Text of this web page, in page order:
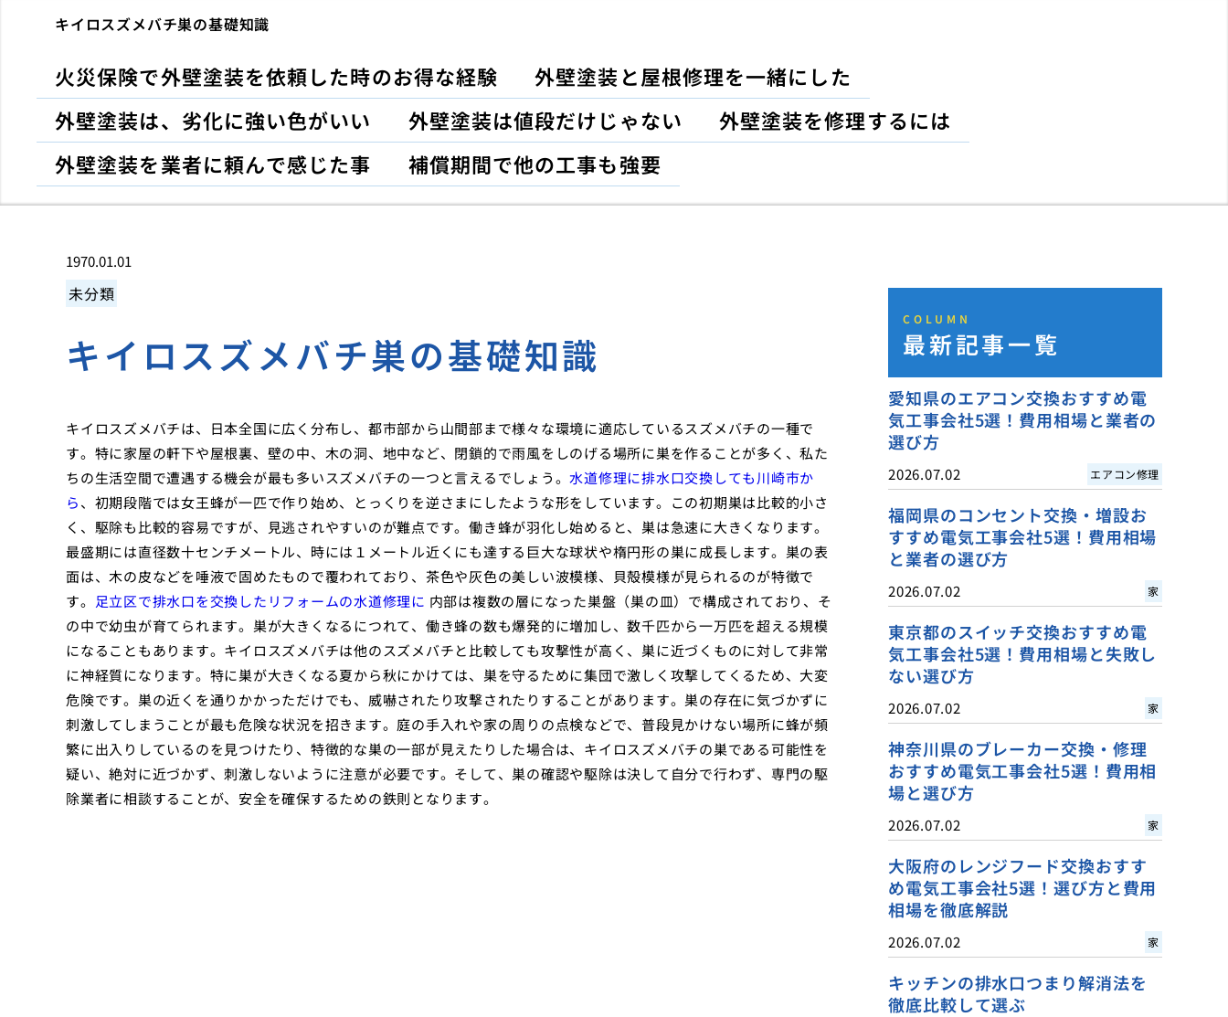
キイロスズメバチ巣の基礎知識
火災保険で外壁塗装を依頼した時のお得な経験
外壁塗装と屋根修理を一緒にした
外壁塗装は、劣化に強い色がいい
外壁塗装は値段だけじゃない
外壁塗装を修理するには
外壁塗装を業者に頼んで感じた事
補償期間で他の工事も強要
1970.01.01
未分類
キイロスズメバチ巣の基礎知識
キイロスズメバチは、日本全国に広く分布し、都市部から山間部まで様々な環境に適応しているスズメバチの一種で
す。特に家屋の軒下や屋根裏、壁の中、木の洞、地中など、閉鎖的で雨風をしのげる場所に巣を作ることが多く、私た
ちの生活空間で遭遇する機会が最も多いスズメバチの一つと言えるでしょう。水道修理に排水口交換しても川崎市か
ら、初期段階では女王蜂が一匹で作り始め、とっくりを逆さまにしたような形をしています。この初期巣は比較的小さ
く、駆除も比較的容易ですが、見逃されやすいのが難点です。働き蜂が羽化し始めると、巣は急速に大きくなります。
最盛期には直径数十センチメートル、時には１メートル近くにも達する巨大な球状や楕円形の巣に成長します。巣の表
面は、木の皮などを唾液で固めたもので覆われており、茶色や灰色の美しい波模様、貝殻模様が見られるのが特徴で
す。 足立区で排水口を交換したリフォームの水道修理に 内部は複数の層になった巣盤（巣の皿）で構成されており、そ
の中で幼虫が育てられます。巣が大きくなるにつれて、働き蜂の数も爆発的に増加し、数千匹から一万匹を超える規模
になることもあります。キイロスズメバチは他のスズメバチと比較しても攻撃性が高く、巣に近づくものに対して非常
に神経質になります。特に巣が大きくなる夏から秋にかけては、巣を守るために集団で激しく攻撃してくるため、大変
危険です。巣の近くを通りかかっただけでも、威嚇されたり攻撃されたりすることがあります。巣の存在に気づかずに
刺激してしまうことが最も危険な状況を招きます。庭の手入れや家の周りの点検などで、普段見かけない場所に蜂が頻
繁に出入りしているのを見つけたり、特徴的な巣の一部が見えたりした場合は、キイロスズメバチの巣である可能性を
疑い、絶対に近づかず、刺激しないように注意が必要です。そして、巣の確認や駆除は決して自分で行わず、専門の駆
除業者に相談することが、安全を確保するための鉄則となります。
COLUMN
最新記事一覧
愛知県のエアコン交換おすすめ電
気工事会社5選！費用相場と業者の
選び方
2026.07.02 エアコン修理
福岡県のコンセント交換・増設お
すすめ電気工事会社5選！費用相場
と業者の選び方
2026.07.02 家
東京都のスイッチ交換おすすめ電
気工事会社5選！費用相場と失敗し
ない選び方
2026.07.02 家
神奈川県のブレーカー交換・修理
おすすめ電気工事会社5選！費用相
場と選び方
2026.07.02 家
大阪府のレンジフード交換おすす
め電気工事会社5選！選び方と費用
相場を徹底解説
2026.07.02 家
キッチンの排水口つまり解消法を
徹底比較して選ぶ